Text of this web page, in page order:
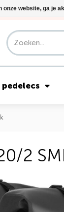
pedelecs
2
onze website, ga je